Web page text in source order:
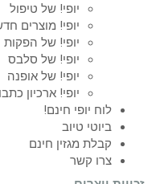
יופי! של טיפול
יופי! מוצרים
יופי! של הפקות
יופי! של סלבס
יופי! של אופנה
יופי! ארכיון
לוח יופי חינם!
ביוטי טיוב
קבלת מגזין חינם
צרו קשר